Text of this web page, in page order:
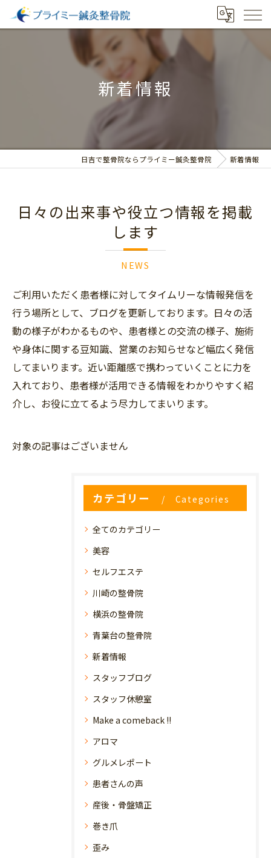
新着情報
日吉で整骨院ならプライミー鍼灸整骨院 新着情報
日々の出来事や役立つ情報を掲載
します
NEWS
ご利用いただく患者様に対してタイムリーな情報発信を
行う場所として、ブログを更新しております。日々の活
動の様子がわかるものや、患者様との交流の様子、施術
や身体に関する豆知識、営業のお知らせなど幅広く発信
してまいります。近い距離感で携わっていくことに力を
入れており、患者様が活用できる情報をわかりやすく紹
介し、お役に立てるよう尽力してまいります。
対象の記事はございません
カテゴリー Categories
全てのカテゴリー
美容
セルフエステ
川崎の整骨院
横浜の整骨院
青葉台の整骨院
新着情報
スタッフブログ
スタッフ休憩室
Make a comeback !!
アロマ
グルメレポート
患者さんの声
産後・骨盤矯正
巻き爪
歪み